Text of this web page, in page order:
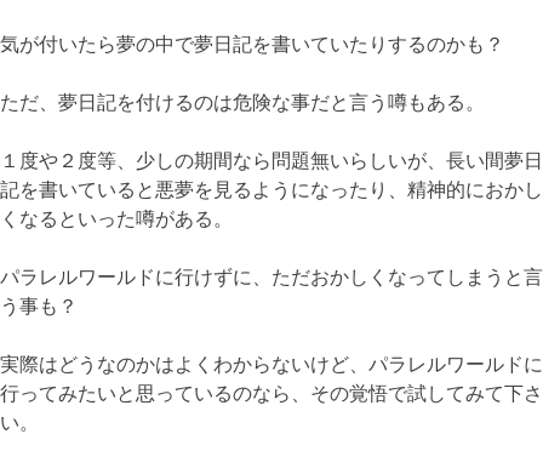
気が付いたら夢の中で夢日記を書いていたりするのかも？
ただ、夢日記を付けるのは危険な事だと言う噂もある。
１度や２度等、少しの期間なら問題無いらしいが、長い間夢日
記を書いていると悪夢を見るようになったり、精神的におかし
くなるといった噂がある。
パラレルワールドに行けずに、ただおかしくなってしまうと言
う事も？
実際はどうなのかはよくわからないけど、パラレルワールドに
行ってみたいと思っているのなら、その覚悟で試してみて下さ
い。